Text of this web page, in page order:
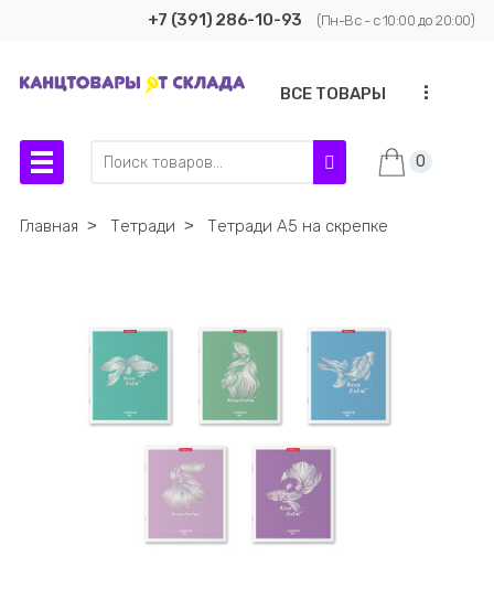
+7 (391) 286-10-93 (Пн-Вс - с 10:00 до 20:00)
ВСЕ ТОВАРЫ ...
0
Главная ˃ Тетради ˃ Тетради А5 на скрепке